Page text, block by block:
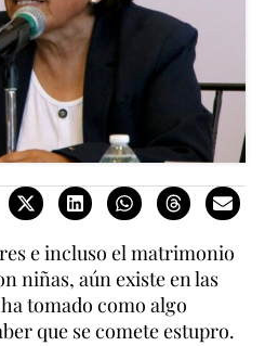
e incluso el matrimonio
niñas, aún existe en las
tomado como algo
que se comete estupro.